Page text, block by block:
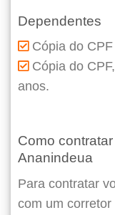
Dependentes
Cópia do
Cópia do
anos.
Como
Ananindeua
Para contratar
com um